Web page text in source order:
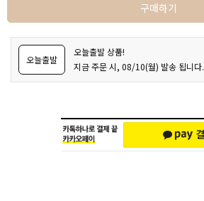
구매하기
오늘출발
오늘출발 상품!
지금 주문 시, 08/10(월) 발송 됩니다.